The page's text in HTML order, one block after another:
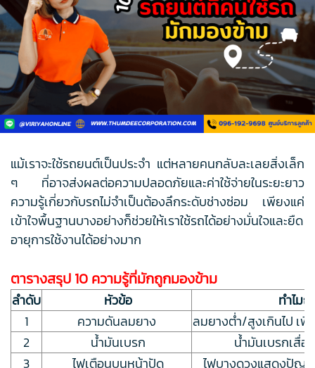
แม้เราจะใช้รถยนต์เป็นประจำ แต่หลายคนกลับละเลยสิ่งเล็ก
ๆ ที่อาจส่งผลต่อความปลอดภัยและค่าใช้จ่ายในระยะยาว
ความรู้เกี่ยวกับรถไม่จำเป็นต้องลึกระดับช่างซ่อม เพียงแค่
เข้าใจพื้นฐานบางอย่างก็ช่วยให้เราใช้รถได้อย่างมั่นใจและยืด
อายุการใช้งานได้อย่างมาก
ตารางสรุป 10 ความรู้ที่มักถูกมองข้าม
ลำดับ หัวข้อ
ทำไม
1
ความดันลมยาง
ลมยางต่ำ/สูงเกินไป เ
2
น้ำมันเบรก
น้ำมันเบรกเสื่อ
3
ไฟเตือนบนหน้าปัด
ไฟบางดวงแสดงปัญ